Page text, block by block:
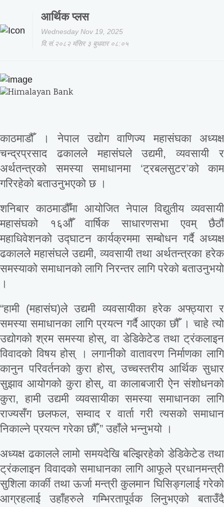
आर्थिक प्लस
Wednesday Nov 19, 2025
वि.सं.२०८२ मंसिर ३ बुधवार ०८:०५
काठमाडौँ । नेपाल उद्योग वाणिज्य महासंघका अध्यक्ष
चन्द्रप्रसाद ढकालले महासंघले उद्यमी, व्यवसायी र
अर्थतन्त्रको समस्या समाधानमा ‘ट्रबलसुटर’को काम
गरिरहेको बताउनुभएको छ ।
शनिबार काठमाडौँमा आयोजित नेपाल विद्युतीय व्यवसायी
महासंघको १६औँ वार्षिक साधारणसभा एवम् छैठौँ
महाधिवेशनको उद्घाटन कार्यक्रममा सम्बोधन गर्दै अध्यक्ष
ढकालले महासंघले उद्यमी, व्यवसायी तथा अर्थतन्त्रका हरेक
समस्याको समाधानको लागि निरन्तर लागि परेको बताउनुभयो
।
“हामी (महासंघ)ले उद्यमी व्यवसायीका हरेक अफ्ठ्यारा र
समस्या समाधानका लागि प्रयत्न गर्दै आएका छौँ । चाहे त्यो
उद्योगको श्रम समस्या होस्, वा डेडिकेटेड तथा ट्रंकलाइन
विवादको विषय होस् । लगानीको वातावरण निर्माणका लागि
कानुन परिवर्तनको कुरा होस्, उच्चस्तरीय आर्थिक सुधार
सुझाव आयोगको कुरा होस्, वा कालाबजारी ऐन संशोधनको
कुरा, हामी उद्यमी व्यवसायीका समस्या समाधानका लागि
राज्यसँग छलफल, सम्वाद र वार्ता गरी त्यसको समाधान
निकाल्ने प्रयत्न गरेका छौँ,” उहाँले भन्नुभयो ।
अध्यक्ष ढकालले लामो समयदेखि बल्झिरहेको डेडिकेटेड तथा
ट्रंकलाइन विवादको समाधानका लागि आफूले प्रधानमन्त्री
सुशिला कार्की तथा ऊर्जा मन्त्री कुलमान घिसिङ्गलाई गरेको
आग्रहलाई उहाँहरुले गम्भिरतापूर्वक लिनुभएको बताउँदै